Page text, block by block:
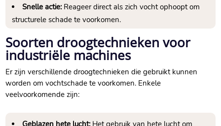
Snelle actie:Reageer direct als zich vocht ophoopt om
structurele schade te voorkomen.​
Soorten droogtechnieken voor
industriële machines
Er zijn verschillende droogtechnieken die gebruikt kunnen
worden om vochtschade te voorkomen.​ Enkele
veelvoorkomende zijn: